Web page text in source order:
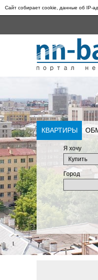
Сайт собирает cookie, данные об IP-
КВАРТИРЫ
Я хочу
Город